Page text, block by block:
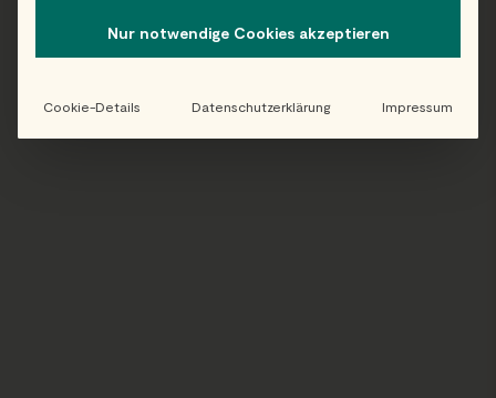
Folge uns auf Instagram!
Nur notwendige Cookies akzeptieren
Cookie-Details Datenschutzerklärung Impressum